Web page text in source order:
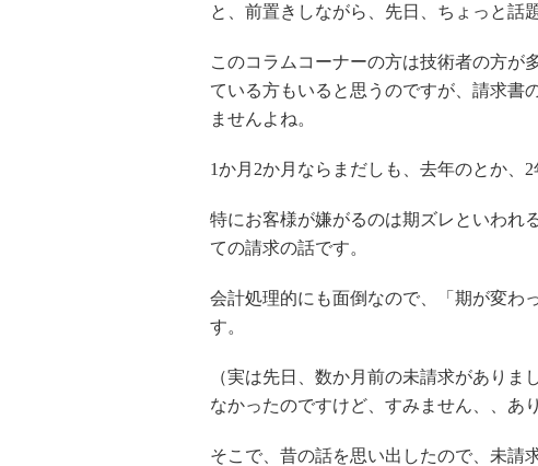
と、前置きしながら、先日、ちょっと話
このコラムコーナーの方は技術者の方が
ている方もいると思うのですが、請求書
ませんよね。
1か月2か月ならまだしも、去年のとか、
特にお客様が嫌がるのは期ズレといわれ
ての請求の話です。
会計処理的にも面倒なので、「期が変わ
す。
（実は先日、数か月前の未請求があり
なかったのですけど、すみません、、あ
そこで、昔の話を思い出したので、未請